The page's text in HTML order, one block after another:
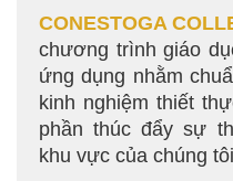
CONESTOGA
chương trình giáo
ứng dụng nhằm
kinh nghiệm thiết
phần thúc đẩy sự
khu vực của chúng